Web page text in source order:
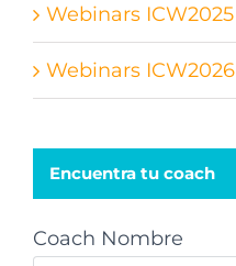
Webinars ICW2025
Webinars ICW2026
Encuentra tu coach
Coach Nombre